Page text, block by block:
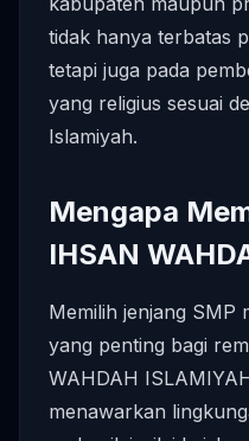
tidak hanya terbatas
tetapi juga pada
yang religius sesuai
Islamiyah.
Mengapa
IHSAN
Memilih jenjang SMP
yang penting bagi
WAHDAH
menawarkan